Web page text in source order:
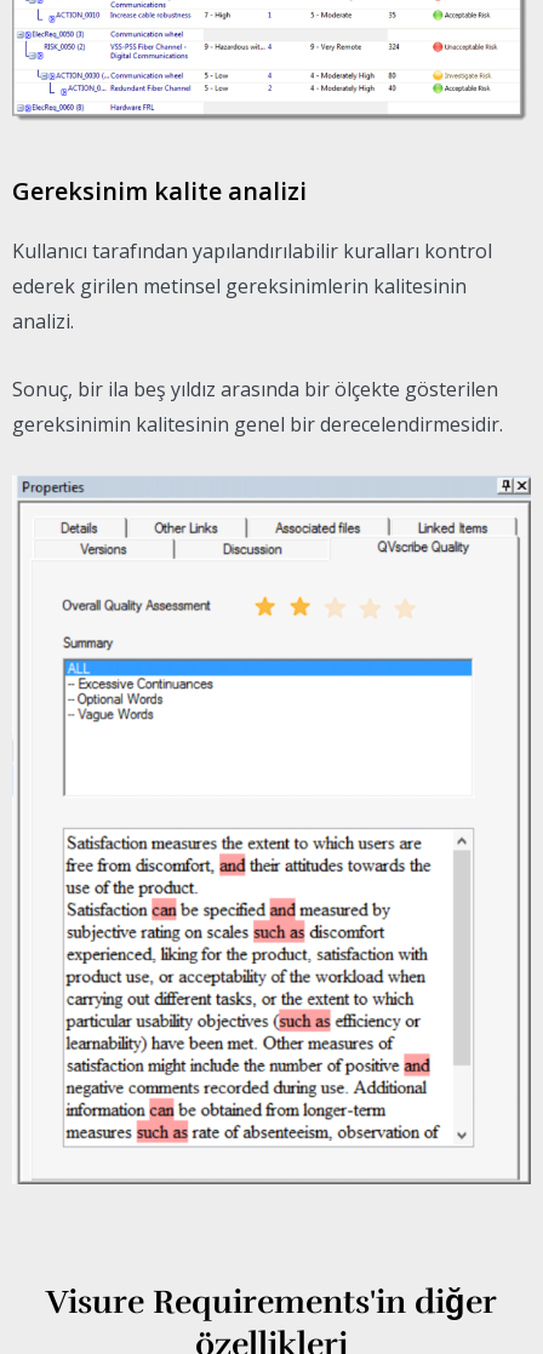
Gereksinim kalite analizi
Kullanıcı tarafından yapılandırılabilir kuralları kontrol
ederek girilen metinsel gereksinimlerin kalitesinin
analizi.
Sonuç, bir ila beş yıldız arasında bir ölçekte gösterilen
gereksinimin kalitesinin genel bir derecelendirmesidir.
Visure Requirements'in diğer
özellikleri